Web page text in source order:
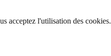
acceptez l'utilisation des cookies.